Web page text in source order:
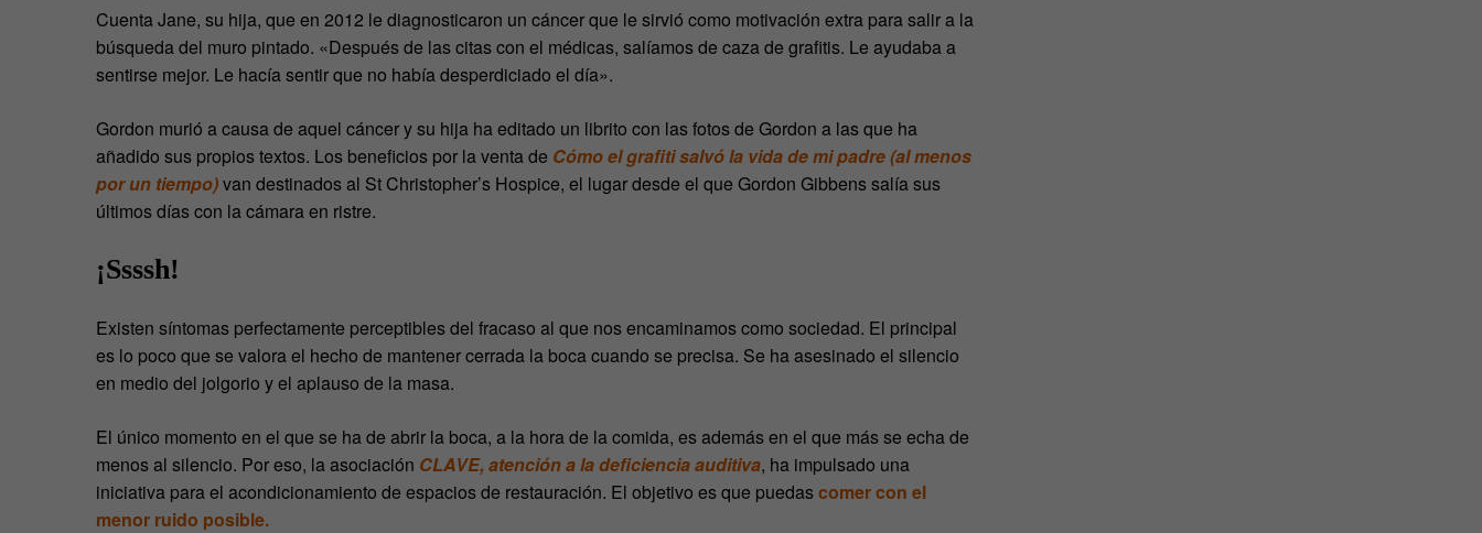
Cuenta Jane, su hija, que en 2012 le diagnosticaron un cáncer que le sirvió como motivación extra para salir a la
búsqueda del muro pintado. «Después de las citas con el médicas, salíamos de caza de grafitis. Le ayudaba a
sentirse mejor. Le hacía sentir que no había desperdiciado el día».
Gordon murió a causa de aquel cáncer y su hija ha editado un librito con las fotos de Gordon a las que ha
añadido sus propios textos. Los beneficios por la venta de Cómo el grafiti salvó la vida de mi padre (al menos
por un tiempo)van destinados al St Christopher’s Hospice, el lugar desde el que Gordon Gibbens salía sus
últimos días con la cámara en ristre.
¡Ssssh!
Existen síntomas perfectamente perceptibles del fracaso al que nos encaminamos como sociedad. El principal
es lo poco que se valora el hecho de mantener cerrada la boca cuando se precisa. Se ha asesinado el silencio
en medio del jolgorio y el aplauso de la masa.
El único momento en el que se ha de abrir la boca, a la hora de la comida, es además en el que más se echa de
menos al silencio. Por eso, la asociación CLAVE, atención a la deficiencia auditiva, ha impulsado una
iniciativa para el acondicionamiento de espacios de restauración. El objetivo es que puedascomer con el
menor ruido posible.